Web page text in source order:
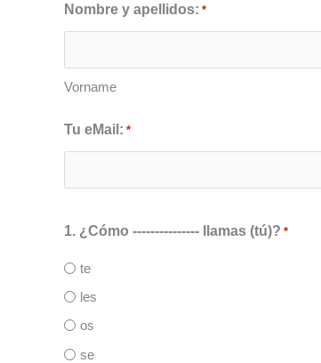
Nombre y apellidos: *
Vorname
Tu eMail: *
1. ¿Cómo --------------- llamas (tú)? *
te
les
os
se